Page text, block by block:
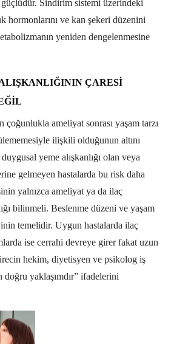
güçlüdür. Sindirim sistemi üzerindeki
hormonlarını ve kan şekeri düzenini
yeniden dengelenmesine
ÇARESI
çoğunlukla ameliyat sonrası yaşam tarzı
ilişkili olduğunun altını
yeme alışkanlığı olan veya
gelmeyen hastalarda bu risk daha
yalnızca ameliyat ya da ilaç
bilinmeli. Beslenme düzeni ve yaşam
temelidir. Uygun hastalarda ilaç
ise cerrahi devreye girer fakat uzun
hekim, diyetisyen ve psikolog iş
yaklaşımdır” ifadelerini